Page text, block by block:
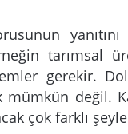
tarımsal
gerekir.
mümkün değil.
çok farklı